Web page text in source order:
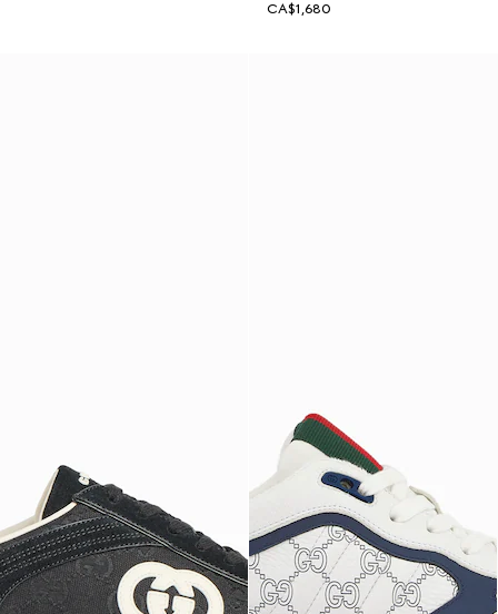
CA$1,680